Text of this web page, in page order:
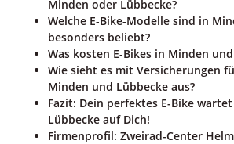
Minden oder Lübbecke?
Welche E-Bike-Modelle sind in
besonders beliebt?
Was kosten E-Bikes in Minden
Wie sieht es mit Versicherungen
Minden und Lübbecke aus?
Fazit: Dein perfektes E-Bike
Lübbecke auf Dich!
Firmenprofil: Zweirad-Center